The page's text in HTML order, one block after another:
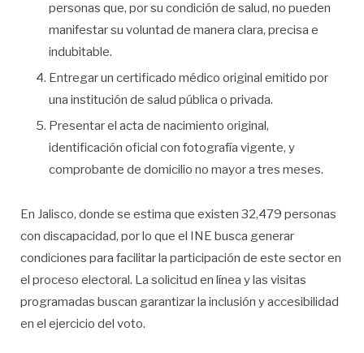
personas que, por su condición de salud, no pueden
manifestar su voluntad de manera clara, precisa e
indubitable.
Entregar un certificado médico original emitido por
una institución de salud pública o privada.
Presentar el acta de nacimiento original,
identificación oficial con fotografía vigente, y
comprobante de domicilio no mayor a tres meses.
En Jalisco, donde se estima que existen 32,479 personas
con discapacidad, por lo que el INE busca generar
condiciones para facilitar la participación de este sector en
el proceso electoral. La solicitud en línea y las visitas
programadas buscan garantizar la inclusión y accesibilidad
en el ejercicio del voto.